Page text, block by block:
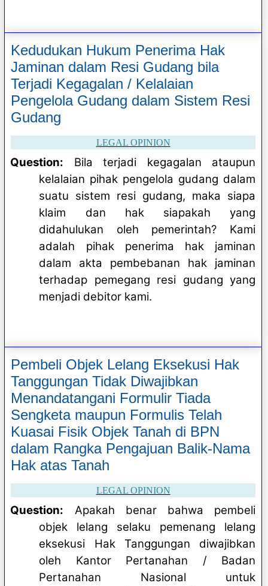
Kedudukan Hukum Penerima Hak
Jaminan dalam Resi Gudang bila
Terjadi Kegagalan / Kelalaian
Pengelola Gudang dalam Sistem Resi
Gudang
LEGAL OPINION
Question:
Bila terjadi kegagalan ataupun
kelalaian pihak pengelola gudang dalam
suatu sistem resi gudang, maka siapa
klaim dan hak siapakah yang
didahulukan oleh pemerintah? Kami
adalah pihak penerima hak jaminan
dalam akta pembebanan hak jaminan
terhadap pemegang resi gudang yang
menjadi debitor kami.
Pembeli Objek Lelang Eksekusi Hak
Tanggungan Tidak Diwajibkan
Menandatangani Formulir Tiada
Sengketa maupun Formulis Telah
Kuasai Fisik Objek Tanah di BPN
dalam Rangka Pengajuan Balik-Nama
Hak atas Tanah
LEGAL OPINION
Question:
Apakah benar bahwa pembeli
objek lelang selaku pemenang lelang
eksekusi Hak Tanggungan diwajibkan
oleh Kantor Pertanahan / Badan
Pertanahan Nasional untuk